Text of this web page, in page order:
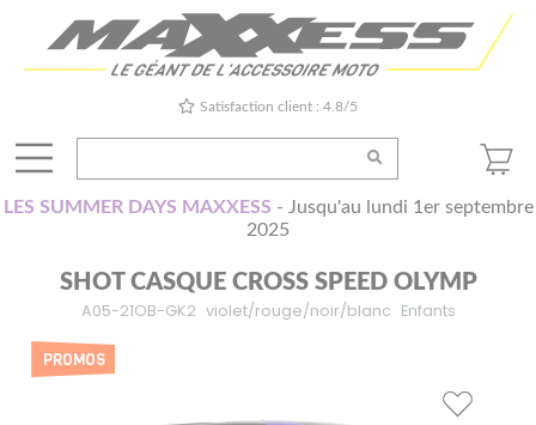
Satisfaction client : 4.8/5
LES SUMMER DAYS MAXXESS - Jusqu'au lundi 1er septembre
2025
SHOT CASQUE CROSS SPEED OLYMP
A05-21OB-GK2 violet/rouge/noir/blanc Enfants
PROMOS